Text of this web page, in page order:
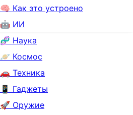
🧠 Как это устроено
🤖 ИИ
🧬 Наука
🪐 Космос
🚗 Техника
📱 Гаджеты
🚀 Оружие